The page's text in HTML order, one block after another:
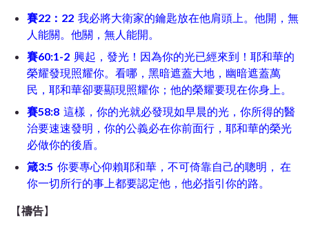
賽22 ： 22 我必將大衛家的鑰匙放在他肩頭上。他開，無
人能關。他關，無人能開。
賽60:1-2 興起，發光！因為你的光已經來到！耶和華的
榮耀發現照耀你。看哪，黑暗遮蓋大地，幽暗遮蓋萬
民，耶和華卻要顯現照耀你；他的榮耀要現在你身上。
賽58:8 這樣，你的光就必發現如早晨的光，你所得的醫
治要速速發明，你的公義必在你前面行，耶和華的榮光
必做你的後盾。
箴3:5 你要專心仰賴耶和華，不可倚靠自己的聰明，
在
你一切所行的事上都要認定他，他必指引你的路。
【禱告】